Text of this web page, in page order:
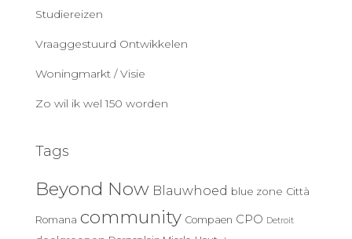
Studiereizen
Vraaggestuurd Ontwikkelen
Woningmarkt / Visie
Zo wil ik wel 150 worden
Tags
Beyond Now Blauwhoed blue zone Città
Romana community Compaen CPO Detroit